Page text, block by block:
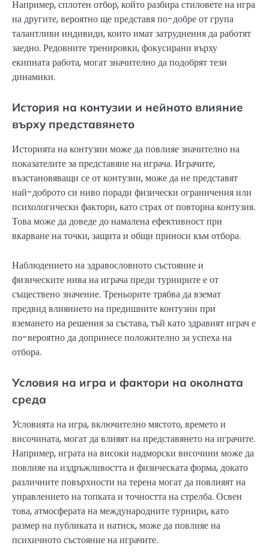
Например, сплотен отбор, който разбира стиловете на игра
на другите, вероятно ще представя по-добре от група
талантливи индивиди, които имат затруднения да работят
заедно. Редовните тренировки, фокусирани върху
екипната работа, могат значително да подобрят тези
динамики.
История на контузии и нейното влияние
върху представянето
Историята на контузии може да повлияе значително на
показателите за представяне на играча. Играчите,
възстановяващи се от контузии, може да не представят
най-доброто си ниво поради физически ограничения или
психологически фактори, като страх от повторна контузия.
Това може да доведе до намалена ефективност при
вкарване на точки, защита и общи приноси към отбора.
Наблюдението на здравословното състояние и
физическите нива на играча преди турнирите е от
съществено значение. Треньорите трябва да вземат
предвид влиянието на предишните контузии при
вземането на решения за състава, тъй като здравият играч е
по-вероятно да допринесе положително за успеха на
отбора.
Условия на игра и фактори на околната
среда
Условията на игра, включително мястото, времето и
височината, могат да влияят на представянето на играчите.
Например, играта на високи надморски височини може да
повлияе на издръжливостта и физическата форма, докато
различните повърхности на терена могат да повлияят на
управлението на топката и точността на стрелба. Освен
това, атмосферата на международните турнири, като
размер на публиката и натиск, може да повлияе на
психичното състояние на играчите.